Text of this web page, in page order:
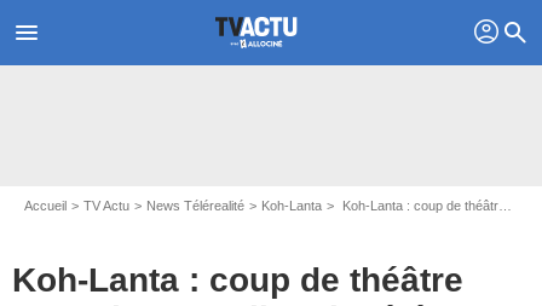
menu profil search
Accueil TV Actu News Télérealité Koh-Lanta Koh-Lanta : coup de théâtre avant le conseil, qui a été éliminé le 26 mai 2026 ?
Koh-Lanta : coup de théâtre